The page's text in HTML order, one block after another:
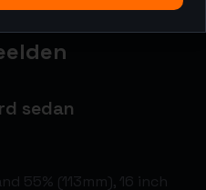
sedan
55% (113mm), 16 inch